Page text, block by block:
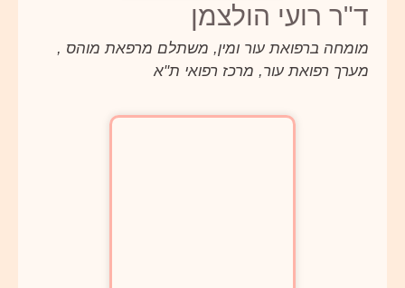
ד"ר רועי הולצמן
מומחה ברפואת עור ומין, משתלם מרפאת מוהס ,
מערך רפואת עור, מרכז רפואי ת"א